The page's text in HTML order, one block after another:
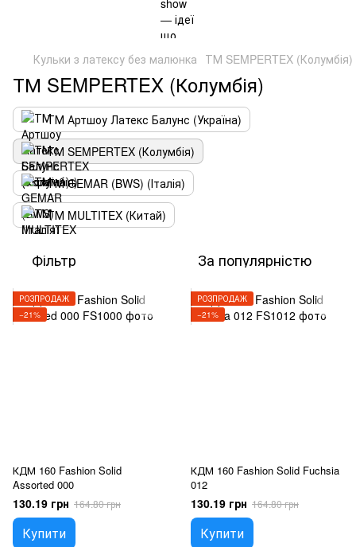
Кульки з латексу без малюнка ТМ SEMPERTEX (Колумбія)
ТМ SEMPERTEX (Колумбія)
ТМ Артшоу Латекс Балунс (Україна)
ТМ SEMPERTEX (Колумбія)
ТМ GEMAR (BWS) (Італія)
ТМ MULTITEX (Китай)
Фільтр За популярністю
РОЗПРОДАЖ
−21%
КДМ 160 Fashion Solid
Assorted 000
130.19 грн 164.80 грн
Купити
РОЗПРОДАЖ
−21%
КДМ 160 Fashion Solid Fuchsia
012
130.19 грн 164.80 грн
Купити